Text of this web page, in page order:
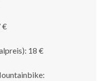
€
18 €